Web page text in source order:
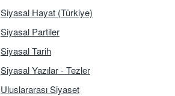
Siyasal Hayat (Türkiye)
Siyasal Partiler
Siyasal Tarih
Siyasal Yazılar - Tezler
Uluslararası Siyaset